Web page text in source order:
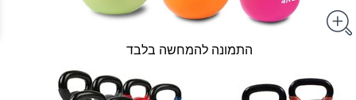
התמונה להמחשה בלבד